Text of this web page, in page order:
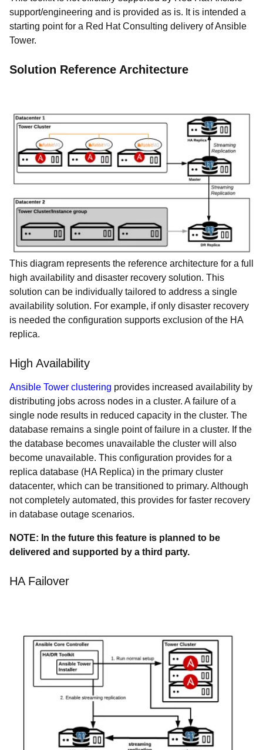
support/engineering and is provided as is. It is intended a
starting point for a Red Hat Consulting delivery of Ansible
Tower.
Solution Reference Architecture
This diagram represents the reference architecture for a full
high availability and disaster recovery solution. This
solution can be individually tailored to address a single
availability solution. For example, if only disaster recovery
is needed the configuration supports exclusion of the HA
replica.
High Availability
Ansible Tower clustering provides increased availability by
distributing jobs across nodes in a cluster. A failure of a
single node results in reduced capacity in the cluster. The
database remains a single point of failure in a cluster. If the
the database becomes unavailable the cluster will also
become unavailable. This configuration provides for a
replica database (HA Replica) in the primary cluster
datacenter, which can be transitioned to primary. Although
not completely automated, this provides for faster recovery
in database outage scenarios.
NOTE: In the future this feature is planned to be
delivered and supported by a third party.
HA Failover